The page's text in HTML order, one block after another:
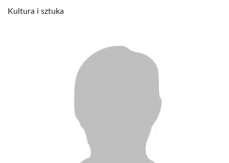
Kultura i sztuka